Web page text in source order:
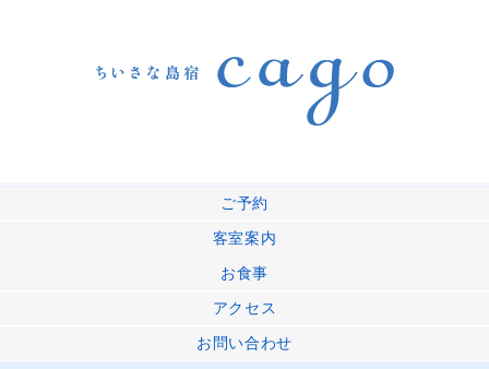
ご予約
客室案内
お食事
アクセス
お問い合わせ